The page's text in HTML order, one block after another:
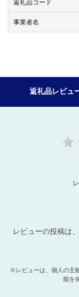
返礼品コード
事業者名
返礼品レビュ
レビューの投稿は
※レビューは、個人の主
能を